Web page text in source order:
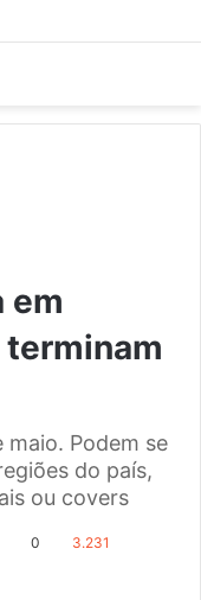
em
maio. Podem se
do país,
ou covers
0 3.231